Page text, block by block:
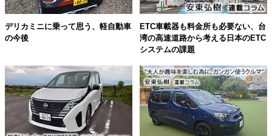
デリカミニに乗って思う、軽自動車
の今後
ETC車載器も料金所も必要ない、台
湾の高速道路から考える日本のETC
システムの課題